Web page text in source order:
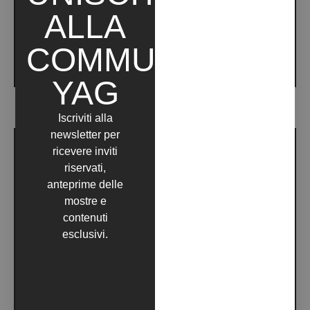
UMBRA: IMPOSSIBLE (2019)
ALLA
COMMUNITY
YAG
Iscriviti alla
newsletter per
ricevere inviti
riservati,
anteprime delle
mostre e
contenuti
esclusivi.